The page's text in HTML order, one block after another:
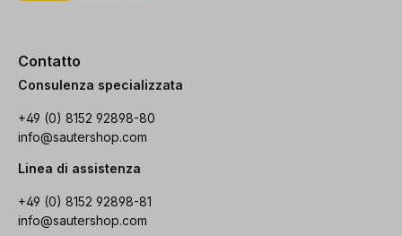
Contatto
Consulenza specializzata
+49 (0) 8152 92898-80
info@sautershop.com
Linea di assistenza
+49 (0) 8152 92898-81
info@sautershop.com